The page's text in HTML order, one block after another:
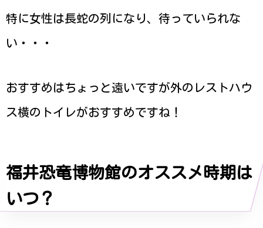
特に女性は長蛇の列になり、待っていられな
い・・・
おすすめはちょっと遠いですが外のレストハウ
ス横のトイレがおすすめですね！
福井恐竜博物館のオススメ時期は
いつ？